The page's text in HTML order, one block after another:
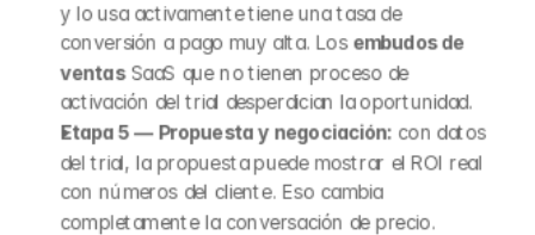
y lo usa activamente tiene una tasa de
conversión a pago muy alta. Los embudos de
ventas SaaS que no tienen proceso de
activación del trial desperdician la oportunidad.
Etapa 5 — Propuesta y negociación: con datos
del trial, la propuesta puede mostrar el ROI real
con números del cliente. Eso cambia
completamente la conversación de precio.